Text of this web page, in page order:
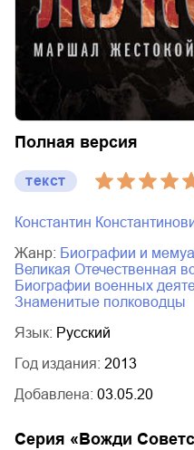
Полная версия
текст
Константин
Жанр:
биографии и
Великая Отечественная
биографии военных
знаменитые полководцы
Язык: Русский
Год издания: 2013
Добавлена: 03.05.20
Серия « Вожди